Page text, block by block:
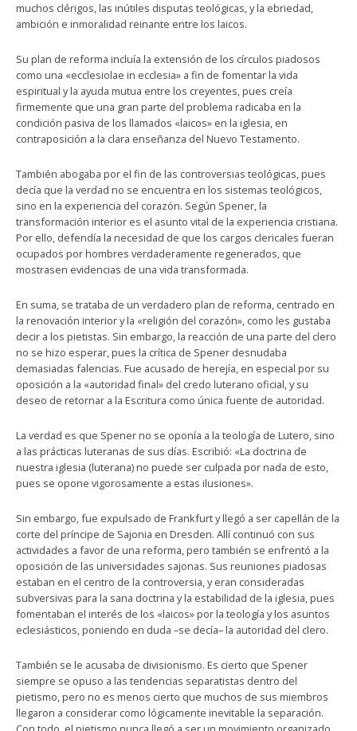
muchos clérigos, las inútiles disputas teológicas, y la ebriedad,
ambición e inmoralidad reinante entre los laicos.
Su plan de reforma incluía la extensión de los círculos piadosos
como una «ecclesiolae in ecclesia» a fin de fomentar la vida
espiritual y la ayuda mutua entre los creyentes, pues creía
firmemente que una gran parte del problema radicaba en la
condición pasiva de los llamados «laicos» en la iglesia, en
contraposición a la clara enseñanza del Nuevo Testamento.
También abogaba por el fin de las controversias teológicas, pues
decía que la verdad no se encuentra en los sistemas teológicos,
sino en la experiencia del corazón. Según Spener, la
transformación interior es el asunto vital de la experiencia cristiana.
Por ello, defendía la necesidad de que los cargos clericales fueran
ocupados por hombres verdaderamente regenerados, que
mostrasen evidencias de una vida transformada.
En suma, se trataba de un verdadero plan de reforma, centrado en
la renovación interior y la «religión del corazón», como les gustaba
decir a los pietistas. Sin embargo, la reacción de una parte del clero
no se hizo esperar, pues la crítica de Spener desnudaba
demasiadas falencias. Fue acusado de herejía, en especial por su
oposición a la «autoridad final» del credo luterano oficial, y su
deseo de retornar a la Escritura como única fuente de autoridad.
La verdad es que Spener no se oponía a la teología de Lutero, sino
a las prácticas luteranas de sus días. Escribió: «La doctrina de
nuestra iglesia (luterana) no puede ser culpada por nada de esto,
pues se opone vigorosamente a estas ilusiones».
Sin embargo, fue expulsado de Frankfurt y llegó a ser capellán de la
corte del príncipe de Sajonia en Dresden. Allí continuó con sus
actividades a favor de una reforma, pero también se enfrentó a la
oposición de las universidades sajonas. Sus reuniones piadosas
estaban en el centro de la controversia, y eran consideradas
subversivas para la sana doctrina y la estabilidad de la iglesia, pues
fomentaban el interés de los «laicos» por la teología y los asuntos
eclesiásticos, poniendo en duda –se decía– la autoridad del clero.
También se le acusaba de divisionismo. Es cierto que Spener
siempre se opuso a las tendencias separatistas dentro del
pietismo, pero no es menos cierto que muchos de sus miembros
llegaron a considerar como lógicamente inevitable la separación.